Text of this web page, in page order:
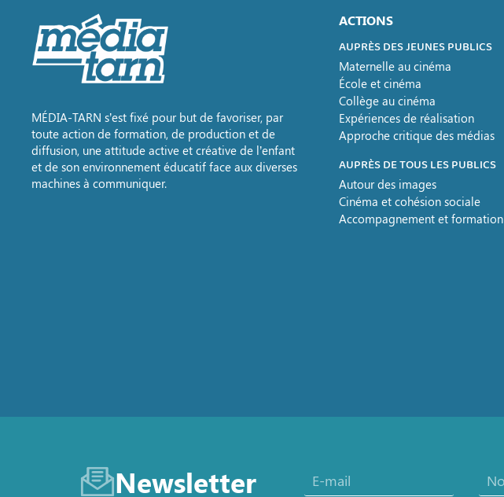
MÉDIA-TARN s’est fixé pour but de favoriser, par
toute action de formation, de production et de
diffusion, une attitude active et créative de l’enfant
et de son environnement éducatif face aux diverses
machines à communiquer.
ACTIONS
AUPRÈS DES JEUNES PUBLICS
Maternelle au cinéma
École et cinéma
Collège au cinéma
Expériences de réalisation
Approche critique des médias
AUPRÈS DE TOUS LES PUBLICS
Autour des images
Cinéma et cohésion sociale
Accompagnement et formation
Newsletter